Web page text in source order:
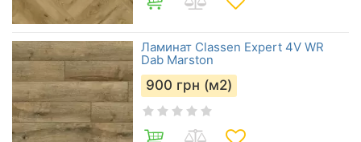
Ламинат Classen Expert 4V WR
Dab Marston
900 грн (м2)